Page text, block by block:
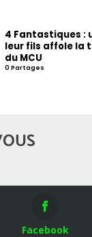
4 Fantastiques :
leur fils affole la
du MCU
0 Partages
Facebook